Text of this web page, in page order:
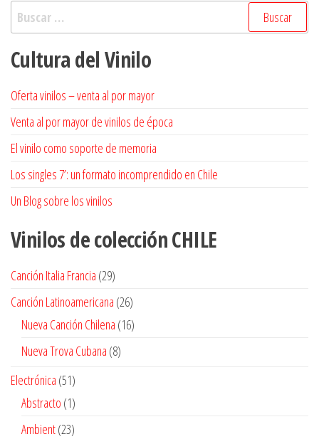
Buscar:
Cultura del Vinilo
Oferta vinilos – venta al por mayor
Venta al por mayor de vinilos de época
El vinilo como soporte de memoria
Los singles 7’: un formato incomprendido en Chile
Un Blog sobre los vinilos
Vinilos de colecciónCHILE
Canción Italia Francia 2929
productos
Canción Latinoamericana 2626
productos
Nueva Canción Chilena 1616
Nueva Trova Cubana 88
Electrónica 5151
productos
Abstracto 11
producto
Ambient 2323